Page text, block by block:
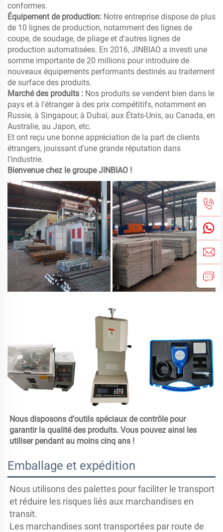
conformes.
Équipement de production: Notre entreprise dispose de plus
de 10 lignes de production, notamment des lignes de
coupe, de soudage, de pliage et d'autres lignes de
production automatisées. En 2016, JINBIAO a investi une
somme importante de 20 millions pour introduire de
nouveaux équipements performants destinés au traitement
de surface des produits.
Marché des produits : Nos produits se vendent bien dans le
pays et à l'étranger à des prix compétitifs, notamment en
Russie, à Singapour, à Dubaï, aux États-Unis, au Canada, en
Australie, au Japon, etc.
Et ont reçu une bonne appréciation de la part de clients
étrangers, jouissant d'une grande réputation dans
l'industrie.
Bienvenue chez le groupe JINBIAO !
Nous disposons d'outils spéciaux de contrôle pour
garantir la qualité des produits. Vous pouvez ainsi les
utiliser pendant au moins cinq ans !
Emballage et expédition
Nous utilisons des palettes pour faciliter le transport
et réduire les risques liés aux marchandises en
transit.
Les marchandises sont transportées par route de